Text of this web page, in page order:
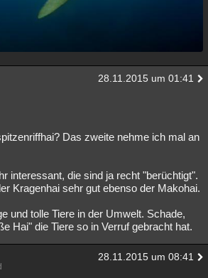
28.11.2015 um 01:41
Das zweite nehme ich mal an
interessant, die sind ja recht "berüchtigt".
Kragenhai sehr gut ebenso der Makohai.
und tolle Tiere in der Umwelt. Schade,
Hai" die Tiere so in Verruf gebracht hat.
28.11.2015 um 08:41